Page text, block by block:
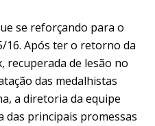
se reforçando para o
16. Após ter o retorno da
de lesão no
das medalhistas
a diretoria da equipe
das principais promessas